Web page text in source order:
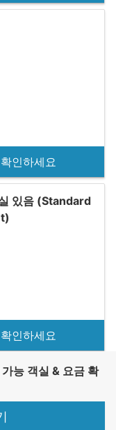
인하세요
있음 (Standard
인하세요
능 객실 & 요금 확